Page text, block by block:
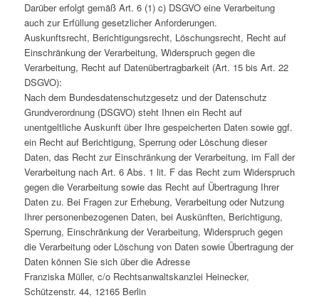
Darüber erfolgt gemäß Art. 6 (1) c) DSGVO eine Verarbeitung
auch zur Erfüllung gesetzlicher Anforderungen.
Auskunftsrecht, Berichtigungsrecht, Löschungsrecht, Recht auf
Einschränkung der Verarbeitung, Widerspruch gegen die
Verarbeitung, Recht auf Datenübertragbarkeit (Art. 15 bis Art. 22
DSGVO):
Nach dem Bundesdatenschutzgesetz und der Datenschutz
Grundverordnung (DSGVO) steht Ihnen ein Recht auf
unentgeltliche Auskunft über Ihre gespeicherten Daten sowie ggf.
ein Recht auf Berichtigung, Sperrung oder Löschung dieser
Daten, das Recht zur Einschränkung der Verarbeitung, im Fall der
Verarbeitung nach Art. 6 Abs. 1 lit. F das Recht zum Widerspruch
gegen die Verarbeitung sowie das Recht auf Übertragung Ihrer
Daten zu. Bei Fragen zur Erhebung, Verarbeitung oder Nutzung
Ihrer personenbezogenen Daten, bei Auskünften, Berichtigung,
Sperrung, Einschränkung der Verarbeitung, Widerspruch gegen
die Verarbeitung oder Löschung von Daten sowie Übertragung der
Daten können Sie sich über die Adresse
Franziska Müller, c/o Rechtsanwaltskanzlei Heinecker,
Schützenstr. 44, 12165 Berlin